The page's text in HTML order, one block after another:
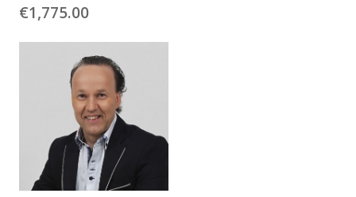
€1,775.00